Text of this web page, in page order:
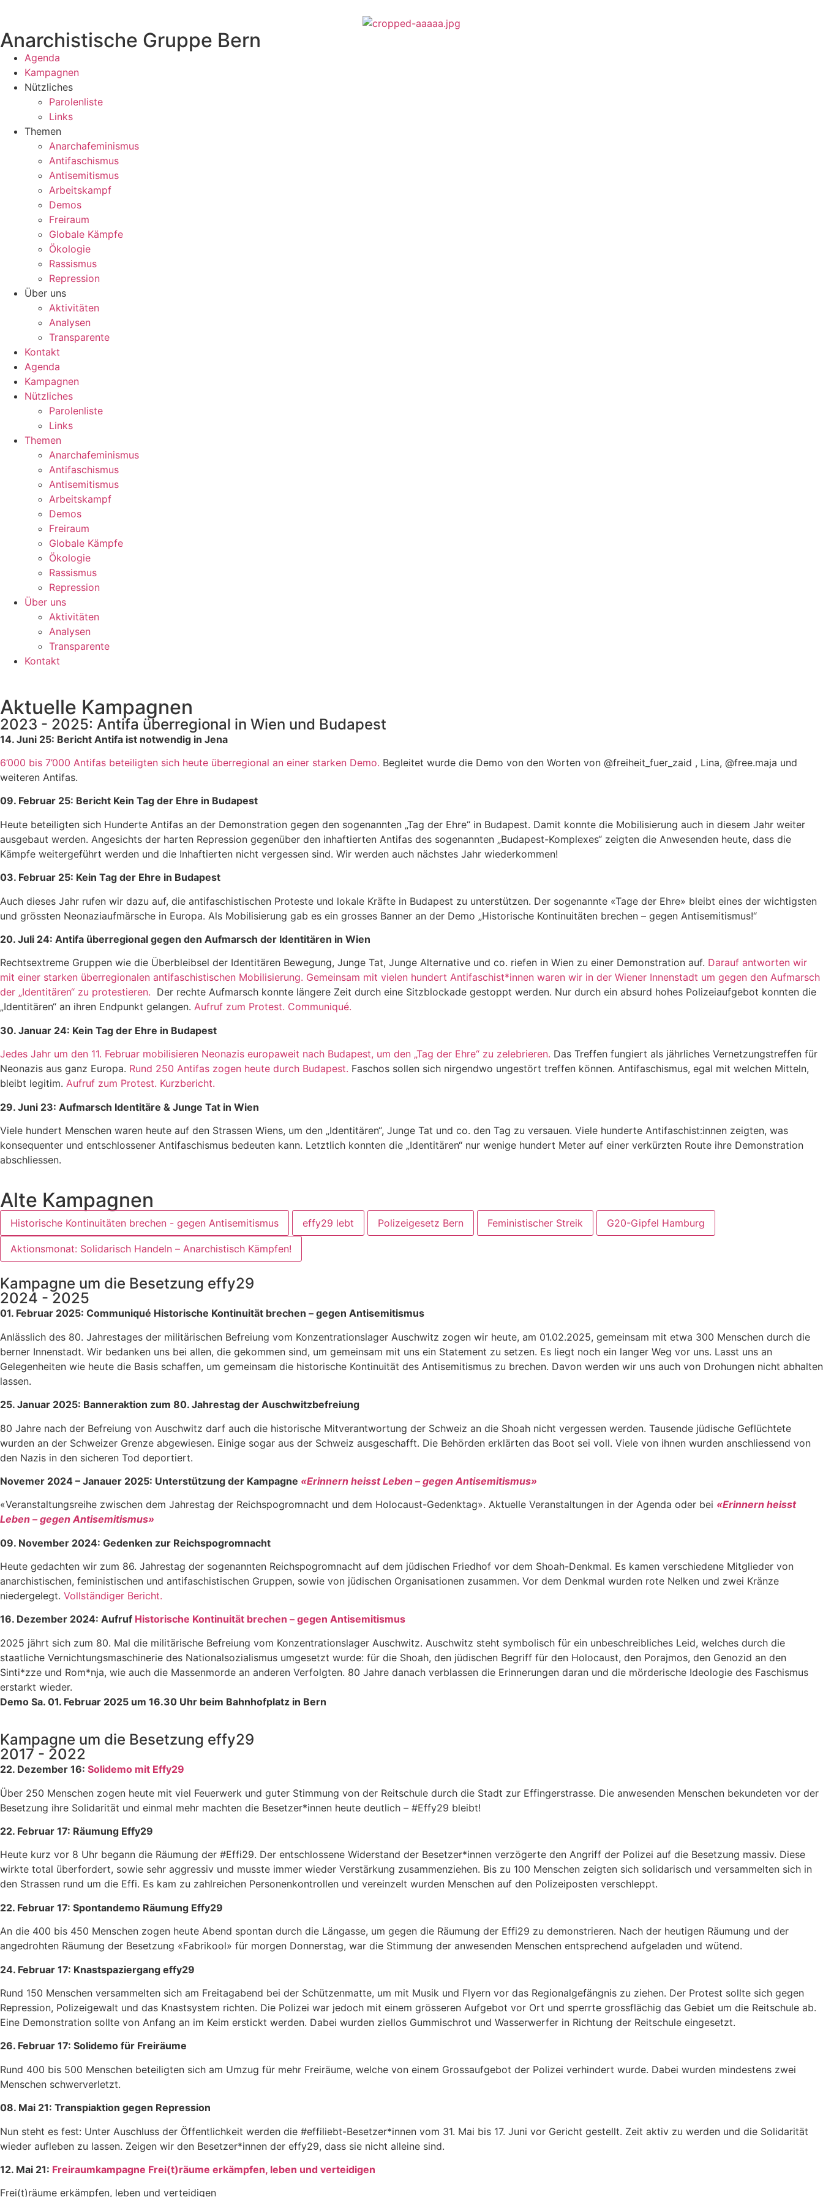
Anarchistische Gruppe Bern
Agenda
Kampagnen
Nützliches
Parolenliste
Links
Themen
Anarchafeminismus
Antifaschismus
Antisemitismus
Arbeitskampf
Demos
Freiraum
Globale Kämpfe
Ökologie
Rassismus
Repression
Über uns
Aktivitäten
Analysen
Transparente
Kontakt
Agenda
Kampagnen
Nützliches
Parolenliste
Links
Themen
Anarchafeminismus
Antifaschismus
Antisemitismus
Arbeitskampf
Demos
Freiraum
Globale Kämpfe
Ökologie
Rassismus
Repression
Über uns
Aktivitäten
Analysen
Transparente
Kontakt
Aktuelle Kampagnen
2023 - 2025: Antifa überregional in Wien und Budapest
14. Juni 25: Bericht Antifa ist notwendig in Jena
6’000 bis 7’000 Antifas beteiligten sich heute überregional an einer starken Demo. Begleitet wurde die Demo von den Worten von @freiheit_fuer_zaid , Lina, @free.maja und
weiteren Antifas.
09. Februar 25: Bericht Kein Tag der Ehre in Budapest
Heute beteiligten sich Hunderte Antifas an der Demonstration gegen den sogenannten „Tag der Ehre“ in Budapest. Damit konnte die Mobilisierung auch in diesem Jahr weiter
ausgebaut werden. Angesichts der harten Repression gegenüber den inhaftierten Antifas des sogenannten „Budapest-Komplexes“ zeigten die Anwesenden heute, dass die
Kämpfe weitergeführt werden und die Inhaftierten nicht vergessen sind. Wir werden auch nächstes Jahr wiederkommen!
03. Februar 25: Kein Tag der Ehre in Budapest
Auch dieses Jahr rufen wir dazu auf, die antifaschistischen Proteste und lokale Kräfte in Budapest zu unterstützen. Der sogenannte «Tage der Ehre» bleibt eines der wichtigsten
und grössten Neonaziaufmärsche in Europa. Als Mobilisierung gab es ein grosses Banner an der Demo „Historische Kontinuitäten brechen – gegen Antisemitismus!“
20. Juli 24: Antifa überregional gegen den Aufmarsch der Identitären in Wien
Rechtsextreme Gruppen wie die Überbleibsel der Identitären Bewegung, Junge Tat, Junge Alternative und co. riefen in Wien zu einer Demonstration auf. Darauf antworten wir
mit einer starken überregionalen antifaschistischen Mobilisierung. Gemeinsam mit vielen hundert Antifaschist*innen waren wir in der Wiener Innenstadt um gegen den Aufmarsch
der „Identitären“ zu protestieren. Der rechte Aufmarsch konnte längere Zeit durch eine Sitzblockade gestoppt werden. Nur durch ein absurd hohes Polizeiaufgebot konnten die
„Identitären“ an ihren Endpunkt gelangen. Aufruf zum Protest. Communiqué.
30. Januar 24: Kein Tag der Ehre in Budapest
Jedes Jahr um den 11. Februar mobilisieren Neonazis europaweit nach Budapest, um den „Tag der Ehre“ zu zelebrieren. Das Treffen fungiert als jährliches Vernetzungstreffen für
Neonazis aus ganz Europa. Rund 250 Antifas zogen heute durch Budapest. Faschos sollen sich nirgendwo ungestört treffen können. Antifaschismus, egal mit welchen Mitteln,
bleibt legitim. Aufruf zum Protest. Kurzbericht.
29. Juni 23: Aufmarsch Identitäre & Junge Tat in Wien
Viele hundert Menschen waren heute auf den Strassen Wiens, um den „Identitären“, Junge Tat und co. den Tag zu versauen. Viele hunderte Antifaschist:innen zeigten, was
konsequenter und entschlossener Antifaschismus bedeuten kann. Letztlich konnten die „Identitären“ nur wenige hundert Meter auf einer verkürzten Route ihre Demonstration
abschliessen.
Alte Kampagnen
Historische Kontinuitäten brechen - gegen Antisemitismus effy29 lebt Polizeigesetz Bern Feministischer Streik G20-Gipfel Hamburg
Aktionsmonat: Solidarisch Handeln – Anarchistisch Kämpfen!
Kampagne um die Besetzung effy29
2024 - 2025
01. Februar 2025: Communiqué Historische Kontinuität brechen – gegen Antisemitismus
Anlässlich des 80. Jahrestages der militärischen Befreiung vom Konzentrationslager Auschwitz zogen wir heute, am 01.02.2025, gemeinsam mit etwa 300 Menschen durch die
berner Innenstadt. Wir bedanken uns bei allen, die gekommen sind, um gemeinsam mit uns ein Statement zu setzen. Es liegt noch ein langer Weg vor uns. Lasst uns an
Gelegenheiten wie heute die Basis schaffen, um gemeinsam die historische Kontinuität des Antisemitismus zu brechen. Davon werden wir uns auch von Drohungen nicht abhalten
lassen.
25. Januar 2025: Banneraktion zum 80. Jahrestag der Auschwitzbefreiung
80 Jahre nach der Befreiung von Auschwitz darf auch die historische Mitverantwortung der Schweiz an die Shoah nicht vergessen werden. Tausende jüdische Geflüchtete
wurden an der Schweizer Grenze abgewiesen. Einige sogar aus der Schweiz ausgeschafft. Die Behörden erklärten das Boot sei voll. Viele von ihnen wurden anschliessend von
den Nazis in den sicheren Tod deportiert.
Novemer 2024 – Janauer 2025: Unterstützung der Kampagne «Erinnern heisst Leben – gegen Antisemitismus»
«Veranstaltungsreihe zwischen dem Jahrestag der Reichspogromnacht und dem Holocaust-Gedenktag». Aktuelle Veranstaltungen in der Agenda oder bei «Erinnern heisst
Leben – gegen Antisemitismus»
09. November 2024: Gedenken zur Reichspogromnacht
Heute gedachten wir zum 86. Jahrestag der sogenannten Reichspogromnacht auf dem jüdischen Friedhof vor dem Shoah-Denkmal. Es kamen verschiedene Mitglieder von
anarchistischen, feministischen und antifaschistischen Gruppen, sowie von jüdischen Organisationen zusammen. Vor dem Denkmal wurden rote Nelken und zwei Kränze
niedergelegt. Vollständiger Bericht.
16. Dezember 2024: Aufruf Historische Kontinuität brechen – gegen Antisemitismus
2025 jährt sich zum 80. Mal die militärische Befreiung vom Konzentrationslager Auschwitz. Auschwitz steht symbolisch für ein unbeschreibliches Leid, welches durch die
staatliche Vernichtungsmaschinerie des Nationalsozialismus umgesetzt wurde: für die Shoah, den jüdischen Begriff für den Holocaust, den Porajmos, den Genozid an den
Sinti*zze und Rom*nja, wie auch die Massenmorde an anderen Verfolgten. 80 Jahre danach verblassen die Erinnerungen daran und die mörderische Ideologie des Faschismus
erstarkt wieder.
Demo Sa. 01. Februar 2025 um 16.30 Uhr beim Bahnhofplatz in Bern
Kampagne um die Besetzung effy29
2017 - 2022
22. Dezember 16: Solidemo mit Effy29
Über 250 Menschen zogen heute mit viel Feuerwerk und guter Stimmung von der Reitschule durch die Stadt zur Effingerstrasse. Die anwesenden Menschen bekundeten vor der
Besetzung ihre Solidarität und einmal mehr machten die Besetzer*innen heute deutlich – #Effy29 bleibt!
22. Februar 17: Räumung Effy29
Heute kurz vor 8 Uhr begann die Räumung der #Effi29. Der entschlossene Widerstand der Besetzer*innen verzögerte den Angriff der Polizei auf die Besetzung massiv. Diese
wirkte total überfordert, sowie sehr aggressiv und musste immer wieder Verstärkung zusammenziehen. Bis zu 100 Menschen zeigten sich solidarisch und versammelten sich in
den Strassen rund um die Effi. Es kam zu zahlreichen Personenkontrollen und vereinzelt wurden Menschen auf den Polizeiposten verschleppt.
22. Februar 17: Spontandemo Räumung Effy29
An die 400 bis 450 Menschen zogen heute Abend spontan durch die Längasse, um gegen die Räumung der Effi29 zu demonstrieren. Nach der heutigen Räumung und der
angedrohten Räumung der Besetzung «Fabrikool» für morgen Donnerstag, war die Stimmung der anwesenden Menschen entsprechend aufgeladen und wütend.
24. Februar 17: Knastspaziergang effy29
Rund 150 Menschen versammelten sich am Freitagabend bei der Schützenmatte, um mit Musik und Flyern vor das Regionalgefängnis zu ziehen. Der Protest sollte sich gegen
Repression, Polizeigewalt und das Knastsystem richten. Die Polizei war jedoch mit einem grösseren Aufgebot vor Ort und sperrte grossflächig das Gebiet um die Reitschule ab.
Eine Demonstration sollte von Anfang an im Keim erstickt werden. Dabei wurden ziellos Gummischrot und Wasserwerfer in Richtung der Reitschule eingesetzt.
26. Februar 17: Solidemo für Freiräume
Rund 400 bis 500 Menschen beteiligten sich am Umzug für mehr Freiräume, welche von einem Grossaufgebot der Polizei verhindert wurde. Dabei wurden mindestens zwei
Menschen schwerverletzt.
08. Mai 21: Transpiaktion gegen Repression
Nun steht es fest: Unter Auschluss der Öffentlichkeit werden die #effiliebt-Besetzer*innen vom 31. Mai bis 17. Juni vor Gericht gestellt. Zeit aktiv zu werden und die Solidarität
wieder aufleben zu lassen. Zeigen wir den Besetzer*innen der effy29, dass sie nicht alleine sind.
12. Mai 21: Freiraumkampagne Frei(t)räume erkämpfen, leben und verteidigen
Frei(t)räume erkämpfen, leben und verteidigen